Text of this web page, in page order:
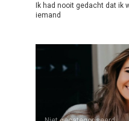
Ik had nooit gedacht dat ik
iemand